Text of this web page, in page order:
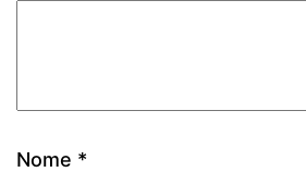
Nome *